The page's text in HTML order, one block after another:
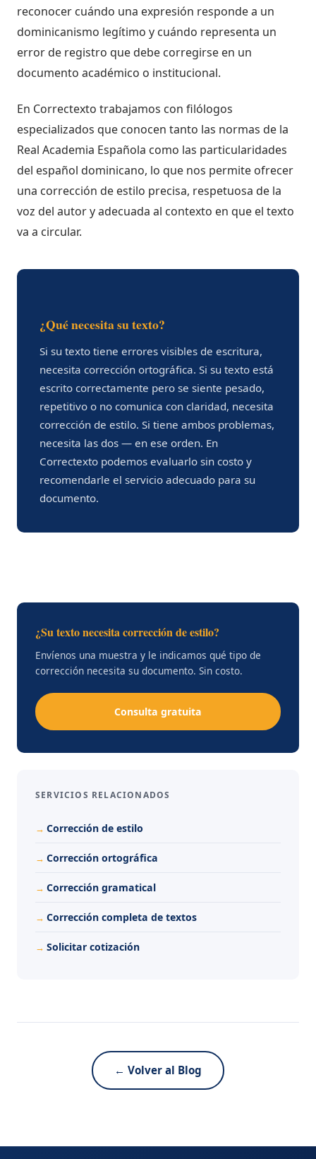
reconocer cuándo una expresión responde a un
dominicanismo legítimo y cuándo representa un
error de registro que debe corregirse en un
documento académico o institucional.
En Correctexto trabajamos con filólogos
especializados que conocen tanto las normas de la
Real Academia Española como las particularidades
del español dominicano, lo que nos permite ofrecer
una corrección de estilo precisa, respetuosa de la
voz del autor y adecuada al contexto en que el texto
va a circular.
¿Qué necesita su texto?
Si su texto tiene errores visibles de escritura,
necesita corrección ortográfica. Si su texto está
escrito correctamente pero se siente pesado,
repetitivo o no comunica con claridad, necesita
corrección de estilo. Si tiene ambos problemas,
necesita las dos — en ese orden. En
Correctexto podemos evaluarlo sin costo y
recomendarle el servicio adecuado para su
documento.
¿Su texto necesita corrección de estilo?
Envíenos una muestra y le indicamos qué tipo de
corrección necesita su documento. Sin costo.
Consulta gratuita
SERVICIOS RELACIONADOS
Corrección de estilo
Corrección ortográfica
Corrección gramatical
Corrección completa de textos
Solicitar cotización
← Volver al Blog